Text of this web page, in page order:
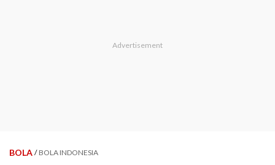
BOLA / BOLA INDONESIA